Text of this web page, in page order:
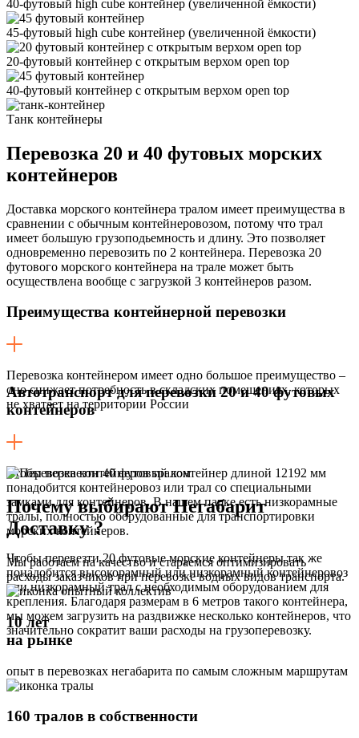
40-футовый high cube контейнер (увеличенной ëмкости)
45-футовый high cube контейнер (увеличенной ëмкости)
20-футовый контейнер с открытым верхом open top
40-футовый контейнер с открытым верхом open top
Танк контейнеры
Перевозка 20 и 40 футовых морских
контейнеров
Доставка морского контейнера тралом имеет преимущества в
сравнении с обычным контейнеровозом, потому что трал
имеет большую грузоподьемность и длину. Это позволяет
одновременно перевозить по 2 контейнера. Перевозка 20
футового морского контейнера на трале может быть
осуществлена вообще с загрузкой 3 контейнеров разом.
Преимущества контейнерной перевозки
Перевозка контейнером имеет одно большое преимущество –
оно снижает потребность в складских помещениях, которых
не хватает на территории России
Автотранспорт для перевозки 20 и 40 футовых
контейнеров
Чтобы перевезти 40 футовый контейнер длиной 12192 мм
понадобится контейнеровоз или трал со специальными
замками для контейнеров. В нашем парке есть низкорамные
тралы, полностью оборудованные для транспортировки
морских контейнеров.
Чтобы перевезти 20 футовые морские контейнеры так же
понадобится высокорамный или низкорамный контейнеровоз
или низкорамный трал с необходимым оборудованием для
крепления. Благодаря размерам в 6 метров такого контейнера,
мы можем загрузить на раздвижке несколько контейнеров, что
значительно сократит ваши расходы на грузоперевозку.
Почему выбирают Негабарит
Доставку ?
Мы работаем на качество и стараемся оптимизировать
расходы заказчиков при перевозке водных видов транспорта.
10 лет
на рынке
опыт в перевозках негабарита по самым сложным маршрутам
160 тралов в собственности